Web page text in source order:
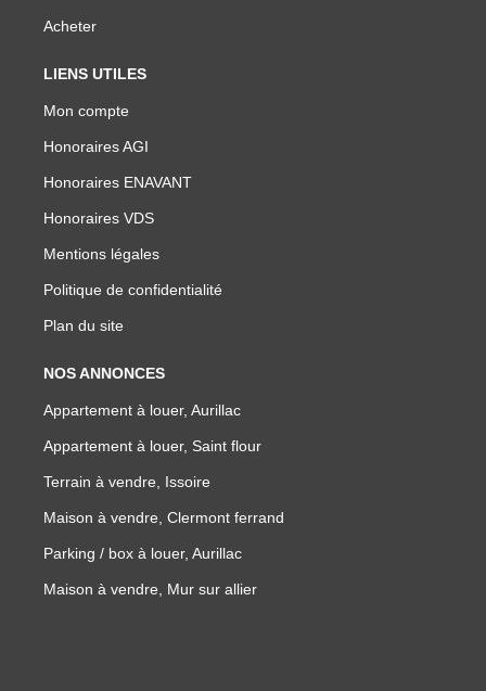
Acheter
LIENS UTILES
Mon compte
Honoraires AGI
Honoraires ENAVANT
Honoraires VDS
Mentions légales
Politique de confidentialité
Plan du site
NOS ANNONCES
Appartement à louer, Aurillac
Appartement à louer, Saint flour
Terrain à vendre, Issoire
Maison à vendre, Clermont ferrand
Parking / box à louer, Aurillac
Maison à vendre, Mur sur allier